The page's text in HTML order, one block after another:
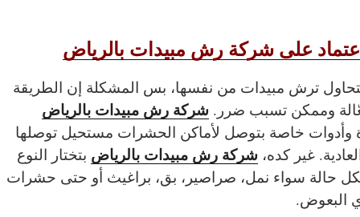
على شركة رش مبيدات بالرياض
ترش مبيدات من نفسها، بس المشكلة إن الطريقة
وممكن تسبب ضرر. شركة رش مبيدات بالرياض
وأدوات خاصة بتوصل لأماكن الحشرات مستحيل توصلها
غير كده، شركة رش مبيدات بالرياض بتختار النوع
حالة سواء نمل، صراصير، بق، براغيث أو حتى حشرات
البعوض.